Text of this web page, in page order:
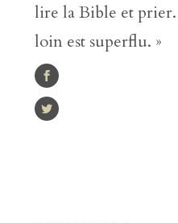
lire la Bible et
loin est superflu. »